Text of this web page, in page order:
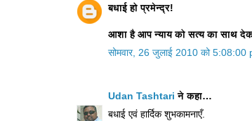
बधाई हो प्रमेन्‍द्र!
आशा है आप न्याय को सत्य का साथ
सोमवार, 26 जुलाई 2010 को
Udan Tashtari ने कहा…
बधाई एवं हार्दिक शुभकामनाएँ.